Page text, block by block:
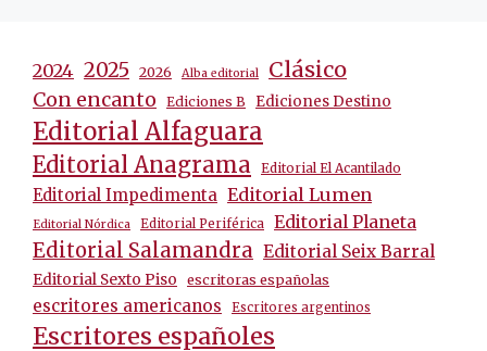
2024 2025 2026 Alba editorial Clásico
Con encanto Ediciones B Ediciones Destino
Editorial Alfaguara
Editorial Anagrama Editorial El Acantilado
Editorial Impedimenta Editorial Lumen
Editorial Nórdica Editorial Periférica Editorial Planeta
Editorial Salamandra Editorial Seix Barral
Editorial Sexto Piso escritoras españolas
escritores americanos Escritores argentinos
Escritores españoles